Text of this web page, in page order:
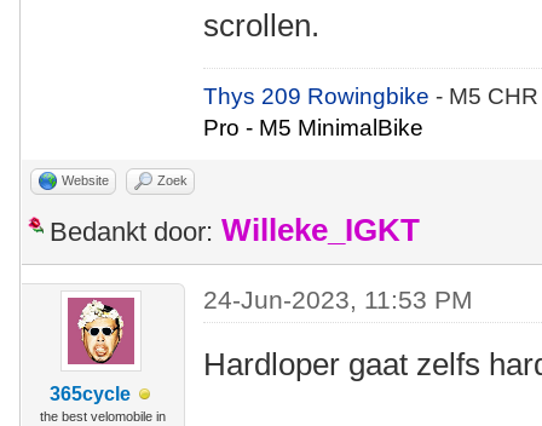
scrollen.
Thys 209 Rowingbike- M5
Pro - M5 MinimalBike
Website Zoek
Bedankt door: Willeke_IGKT
365cycle
the best velomobile in
24-Jun-2023, 11:53 PM
Hardloper gaat zelfs